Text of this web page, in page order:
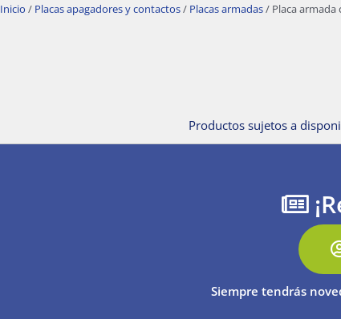
Inicio / Placas apagadores y contactos/ Placas armadas/ Placa armada
Productos sujetos a
Siempre tendrás